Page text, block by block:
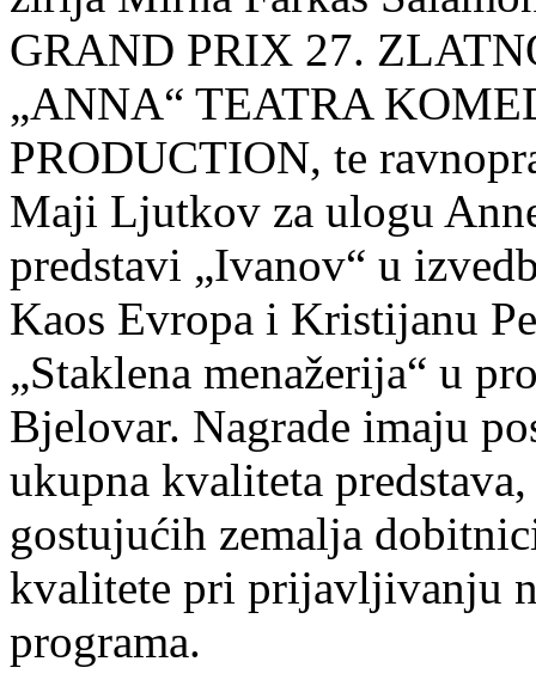
GRAND PRIX 27.
„ANNA“ TEATRA
PRODUCTION, te
Maji Ljutkov za ulogu
predstavi „Ivanov“ u
Kaos Evropa i Kristijanu
„Staklena menažerija“ u
Bjelovar. Nagrade imaju
ukupna kvaliteta
gostujućih zemalja
kvalitete pri prijavljivanju
programa.